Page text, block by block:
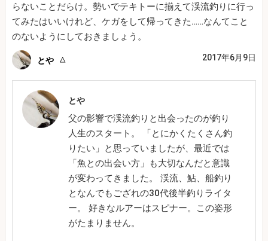
らないことだらけ。勢いでテキトーに揃えて渓流釣りに行っ
てみたはいいけれど、ケガをして帰ってきた……なんてこと
のないようにしておきましょう。
とや 2017年6月9日
とや
父の影響で渓流釣りと出会ったのが釣り
人生のスタート。 「とにかくたくさん釣
りたい」と思っていましたが、最近では
「魚との出会い方」も大切なんだと意識
が変わってきました。 渓流、鮎、船釣り
となんでもござれの30代後半釣りライタ
ー。 好きなルアーはスピナー。この姿形
がたまりません。